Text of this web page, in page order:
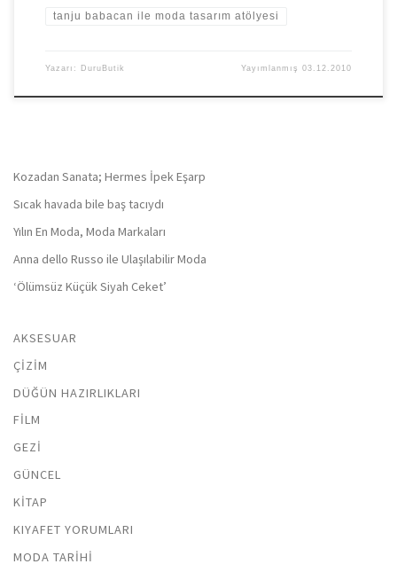
tanju babacan ile moda tasarım atölyesi
Yazarı: DuruButik Yayımlanmış03.12.2010
Kozadan Sanata; Hermes İpek Eşarp
Sıcak havada bile baş tacıydı
Yılın En Moda, Moda Markaları
Anna dello Russo ile Ulaşılabilir Moda
‘Ölümsüz Küçük Siyah Ceket’
AKSESUAR
ÇIZIM
DÜĞÜN HAZIRLIKLARI
FILM
GEZI
GÜNCEL
KITAP
KIYAFET YORUMLARI
MODA TARIHI